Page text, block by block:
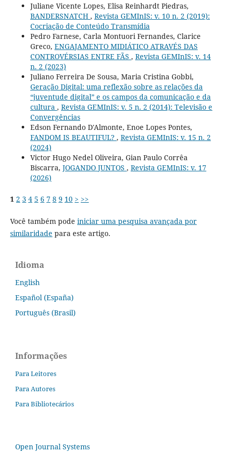
Juliane Vicente Lopes, Elisa Reinhardt Piedras,
BANDERSNATCH , Revista GEMInIS: v. 10 n. 2 (2019):
Cocriação de Conteúdo Transmídia
Pedro Farnese, Carla Montuori Fernandes, Clarice
Greco, ENGAJAMENTO MIDIÁTICO ATRAVÉS DAS
CONTROVÉRSIAS ENTRE FÃS , Revista GEMInIS: v. 14
n. 2 (2023)
Juliano Ferreira De Sousa, Maria Cristina Gobbi,
Geração Digital: uma reflexão sobre as relações da
“juventude digital” e os campos da comunicação e da
cultura , Revista GEMInIS: v. 5 n. 2 (2014): Televisão e
Convergências
Edson Fernando D'Almonte, Enoe Lopes Pontes,
FANDOM IS BEAUTIFUL? , Revista GEMInIS: v. 15 n. 2
(2024)
Victor Hugo Nedel Oliveira, Gian Paulo Corrêa
Biscarra, JOGANDO JUNTOS , Revista GEMInIS: v. 17
(2026)
1 2 3 4 5 6 7 8 9 10 > >>
Você também pode iniciar uma pesquisa avançada por
similaridade para este artigo.
Idioma
English
Español (España)
Português (Brasil)
Informações
Para Leitores
Para Autores
Para Bibliotecários
Open Journal Systems